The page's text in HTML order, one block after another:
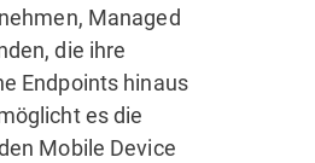
Managed
die ihre
Endpoints hinaus
es die
Mobile Device